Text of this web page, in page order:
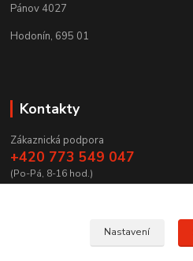
Pánov 4027
Hodonín, 695 01
Kontakty
Zákaznická podpora
+420 773 549 047
(Po-Pá, 8-16 hod.)
Nastavení